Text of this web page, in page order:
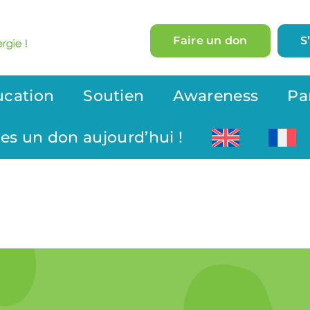
Faire un don
Soutien Awareness
un don aujourd’hui !